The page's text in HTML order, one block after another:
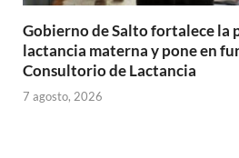
Gobierno de Salto fortalece la
lactancia materna y pone en
Consultorio de Lactancia
7 agosto, 2026